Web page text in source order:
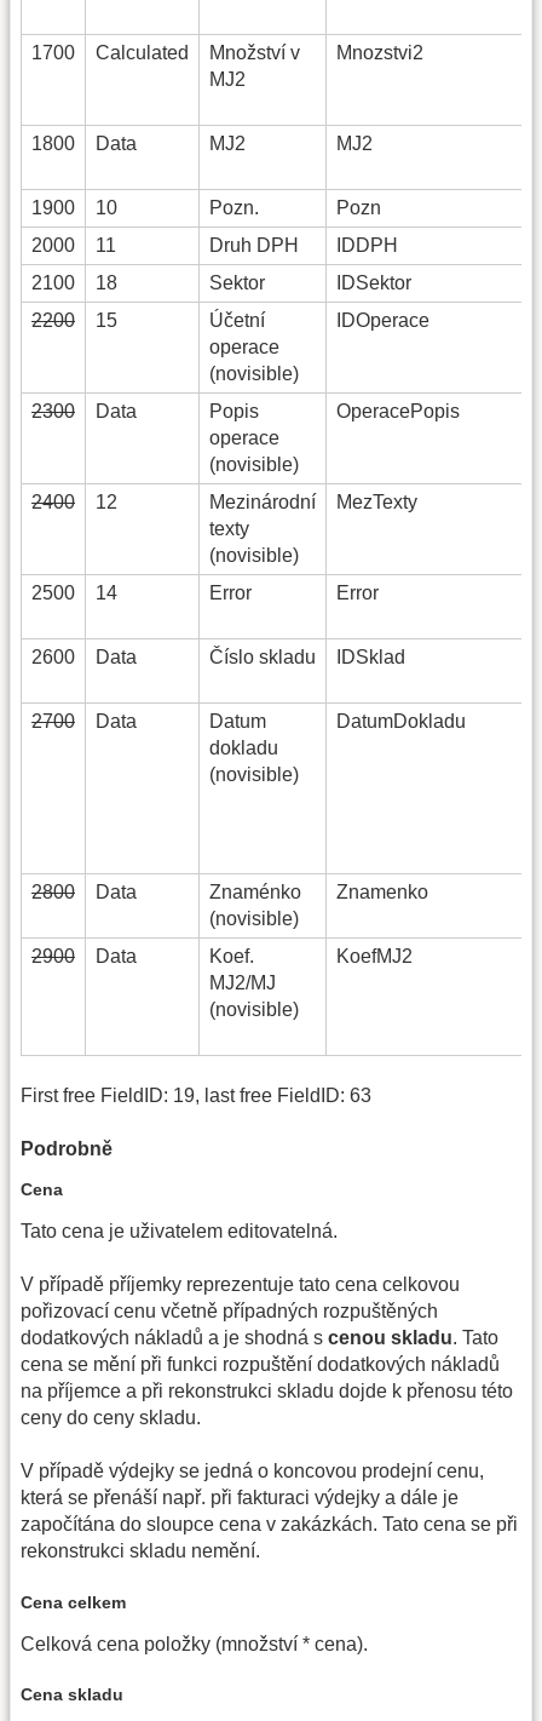
1700 Calculated
Množství v
MJ2
Mnozstvi2
1800 Data MJ2 MJ2
1900 10 Pozn. Pozn
2000
11 Druh DPH IDDPH
2100
18 Sektor IDSektor
2200
15
Účetní
operace
(novisible)
IDOperace
2300 Data
Popis
operace
(novisible)
OperacePopis
2400 12
Mezinárodní
texty
(novisible)
MezTexty
2500 14 Error Error
2600 Data Číslo skladu IDSklad
2700 Data
Datum
dokladu
(novisible)
DatumDokladu
2800 Data
Znaménko
(novisible)
Znamenko
2900 Data
Koef.
MJ2/MJ
(novisible)
KoefMJ2
First free FieldID: 19, last free FieldID: 63
Podrobně
Cena
Tato cena je uživatelem editovatelná.
V případě příjemky reprezentuje tato cena celkovou
pořizovací cenu včetně případných rozpuštěných
dodatkových nákladů a je shodná s cenou skladu. Tato
cena se mění při funkci rozpuštění dodatkových nákladů
na příjemce a při rekonstrukci skladu dojde k přenosu této
ceny do ceny skladu.
V případě výdejky se jedná o koncovou prodejní cenu,
která se přenáší např. při fakturaci výdejky a dále je
započítána do sloupce cena v zakázkách. Tato cena se při
rekonstrukci skladu nemění.
Cena celkem
Celková cena položky (množství * cena).
Cena skladu